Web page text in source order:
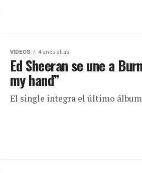
VIDEOS 4 años atrás
Ed Sheeran se une a
my hand”
El single integra el último